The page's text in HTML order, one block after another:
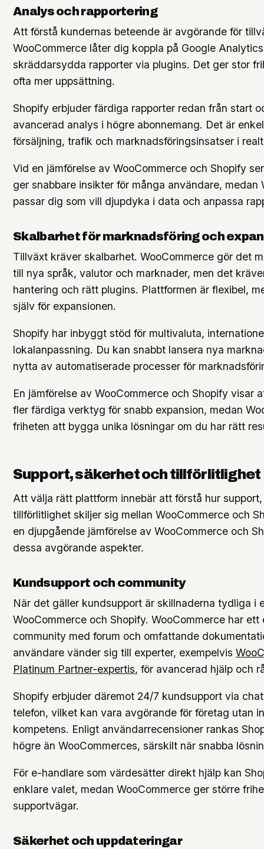
Analys och rapportering
Att förstå kundernas beteende är avgörande för
WooCommerce låter dig koppla på Google
skräddarsydda rapporter via plugins. Det ger stor
ofta mer uppsättning.
Shopify erbjuder färdiga rapporter redan från start
avancerad analys i högre abonnemang. Det är
försäljning, trafik och marknadsföringsinsatser i
Vid en jämförelse av WooCommerce och Shopify
ger snabbare insikter för många användare, medan
passar dig som vill djupdyka i data och anpassa
Skalbarhet för marknadsföring och
Tillväxt kräver skalbarhet. WooCommerce gör det
till nya språk, valutor och marknader, men det
hantering och rätt plugins. Plattformen är flexibel,
själv för expansionen.
Shopify har inbyggt stöd för multivaluta,
lokalanpassning. Du kan snabbt lansera nya
nytta av automatiserade processer för
En jämförelse av WooCommerce och Shopify visar
fler färdiga verktyg för snabb expansion, medan
friheten att bygga unika lösningar om du har rätt
Support, säkerhet och tillförlitlighet
Att välja rätt plattform innebär att förstå hur
tillförlitlighet skiljer sig mellan WooCommerce och
en djupgående jämförelse av WooCommerce och
dessa avgörande aspekter.
Kundsupport och community
När det gäller kundsupport är skillnaderna tydliga i
WooCommerce och Shopify. WooCommerce har ett
community med forum och omfattande
användare vänder sig till experter, exempelvis
Platinum Partner-expertis, för avancerad hjälp och
Shopify erbjuder däremot 24/7 kundsupport via
telefon, vilket kan vara avgörande för företag utan
kompetens. Enligt användarrecensioner rankas
högre än WooCommerces, särskilt när snabba
För e-handlare som värdesätter direkt hjälp kan
enklare valet, medan WooCommerce ger större
supportvägar.
Säkerhet och uppdateringar